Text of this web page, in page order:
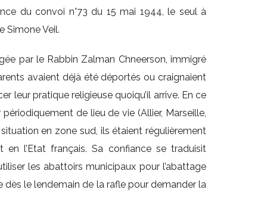
du convoi n°73 du 15 mai 1944, le seul à
Simone Veil.
par le Rabbin Zalman Chneerson, immigré
avaient déjà été déportés ou craignaient
leur pratique religieuse quoiqu’il arrive. En ce
de lieu de vie (Allier, Marseille,
en zone sud, ils étaient régulièrement
l’Etat français. Sa confiance se traduisit
les abattoirs municipaux pour l’abattage
dès le lendemain de la rafle pour demander la